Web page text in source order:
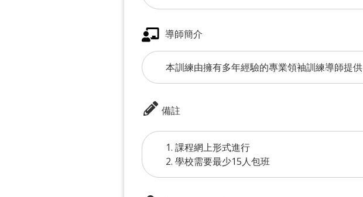
導師簡介
本訓練由擁有多年經驗的專業領袖訓練導師提供
備註
1. 課程網上形式進行
2. 學校需要最少15人包班